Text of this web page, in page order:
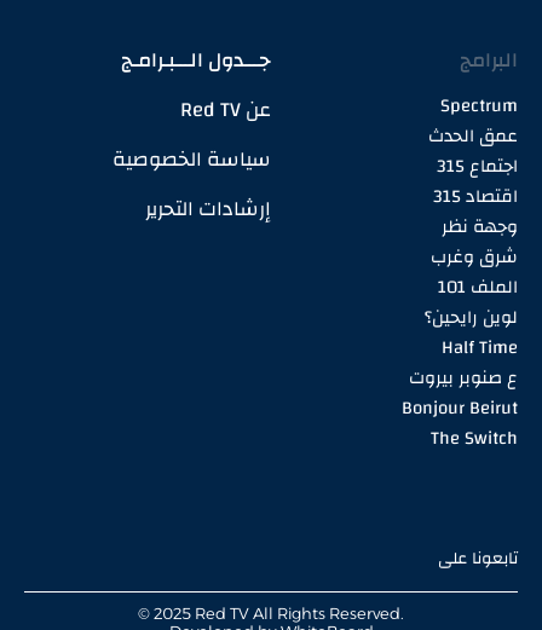
البرامج
Spectrum
عمق الحدث
اجتماع 315
اقتصاد 315
وجهة نظر
شرق وغرب
الملف 101
لوين رايحين؟
Half Time
ع صنوبر بيروت
Bonjour Beirut
The Switch
جـــدول الـــبـرامـج
عن Red TV
سياسة الخصوصية
إرشادات التحرير
تابعونا على
© 2025 Red TV All Rights Reserved.